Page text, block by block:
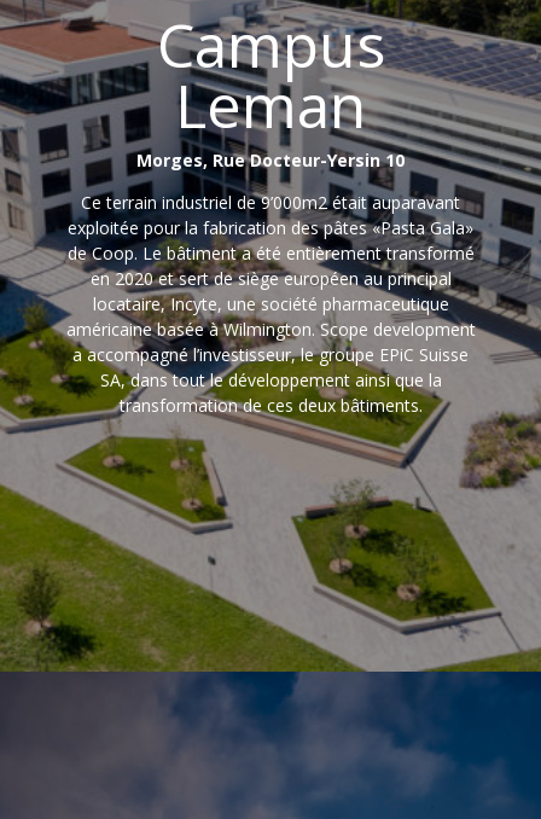
Campus
Leman
Morges, Rue Docteur-Yersin 10
Ce terrain industriel de 9’000m2 était auparavant
exploitée pour la fabrication des pâtes «Pasta Gala»
de Coop. Le bâtiment a été entièrement transformé
en 2020 et sert de siège européen au principal
locataire,Incyte, une société pharmaceutique
américaine basée à Wilmington.Scope development
a accompagné l’investisseur, le groupe EPiC Suisse
SA, dans tout le développement ainsi que la
transformation de ces deux bâtiments.